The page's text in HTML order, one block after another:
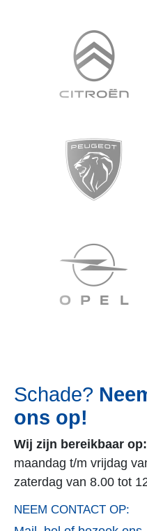
NEEM CONTACT OP:
Mail, bel of bezoek ons
Leeuwarden
Heerenveen
Haaima Abarth
Haaima Alfa Romeo
Haaima Citroen
Haaima DS
Haaima Peugeot
Haaima Suzuki
Haaima Eurorepar
Haaima Dodge Chrysler
Haaima Leapmotor
Haaima Jaecoo
Haaima Omoda
Onze partners